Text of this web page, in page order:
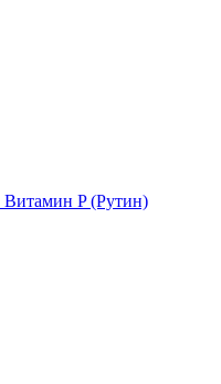
Витамин P (Рутин)